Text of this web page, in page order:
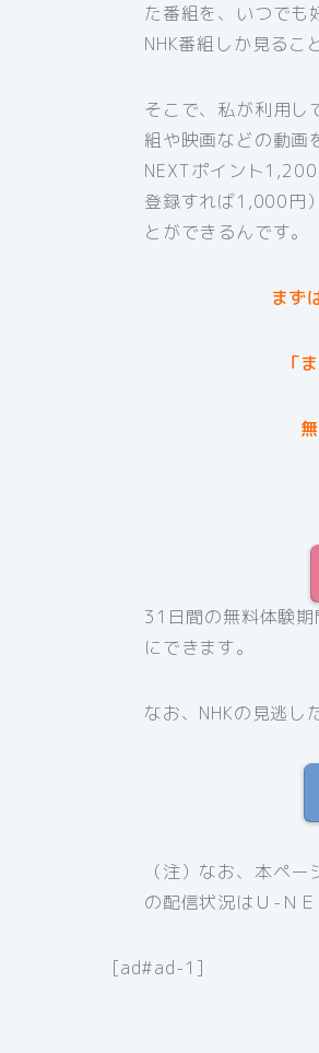
た番組を、いつでも
NHK番組しか見るこ
そこで、私が利用し
組や映画などの動画
NEXTポイント
登録すれば1,000円
とができるんです。
まず
「
31日間の無料体験
にできます。
なお、NHKの見逃し
（注）なお、本ペ
の配信状況はＵ-Ｎ
[ad#ad-1]